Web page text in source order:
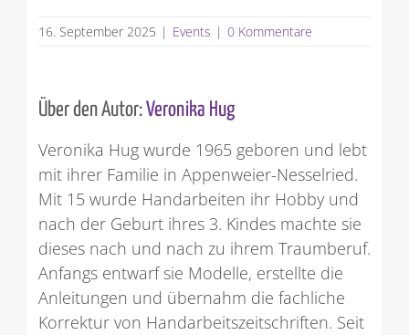
16. September 2025 | Events | 0 Kommentare
Über den Autor:Veronika Hug
Veronika Hug wurde 1965 geboren und lebt
mit ihrer Familie in Appenweier-Nesselried.
Mit 15 wurde Handarbeiten ihr Hobby und
nach der Geburt ihres 3. Kindes machte sie
dieses nach und nach zu ihrem Traumberuf.
Anfangs entwarf sie Modelle, erstellte die
Anleitungen und übernahm die fachliche
Korrektur von Handarbeitszeitschriften. Seit